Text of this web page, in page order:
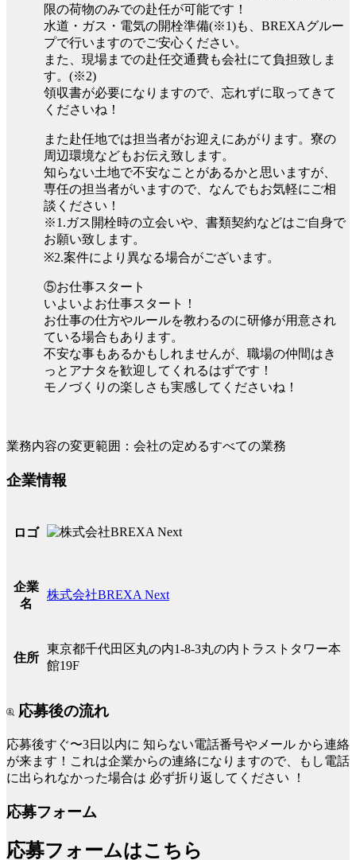
限の荷物のみでの赴任が可能です！
水道・ガス・電気の開栓準備(※1)も、BREXAグルー
プで行いますのでご安心ください。
また、現場までの赴任交通費も会社にて負担致しま
す。(※2)
領収書が必要になりますので、忘れずに取ってきて
くださいね！
また赴任地では担当者がお迎えにあがります。寮の
周辺環境などもお伝え致します。
知らない土地で不安なことがあるかと思いますが、
専任の担当者がいますので、なんでもお気軽にご相
談ください！
※1.ガス開栓時の立会いや、書類契約などはご自身で
お願い致します。
※2.案件により異なる場合がございます。
⑤お仕事スタート
いよいよお仕事スタート！
お仕事の仕方やルールを教わるのに研修が用意され
ている場合もあります。
不安な事もあるかもしれませんが、職場の仲間はき
っとアナタを歓迎してくれるはずです！
モノづくりの楽しさも実感してくださいね！
業務内容の変更範囲：会社の定めるすべての業務
企業情報
ロゴ
企業
名
株式会社BREXA Next
住所
東京都千代田区丸の内1-8-3丸の内トラストタワー本
館19F
応募後の流れ
応募後すぐ〜3日以内に 知らない電話番号やメール から連絡
が来ます！これは企業からの連絡になりますので、もし電話
に出られなかった場合は 必ず折り返してください ！
応募フォーム
応募フォームはこちら